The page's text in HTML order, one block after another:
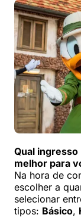
Qual
melhor para
Na hora de
escolher a
selecionar
tipos: Básico,